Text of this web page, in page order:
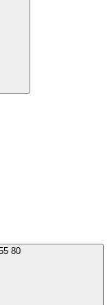
+7 (423) 294 55 80